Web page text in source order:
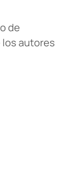
de
los autores